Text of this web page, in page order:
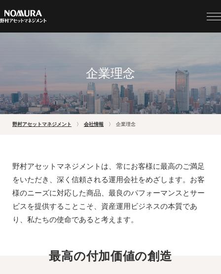
企業理念
野村アセットマネジメント 会社情報 企業理念
野村アセットマネジメントは、常にお客様に最高のご満足
をいただき、深く信頼される運用会社をめざします。お客
様のニーズに対応した商品、最良のパフォーマンスとサー
ビスを提供することこそ、資産運用ビジネスの本質であ
り、私たちの使命であると考えます。
最高の付加価値の創造